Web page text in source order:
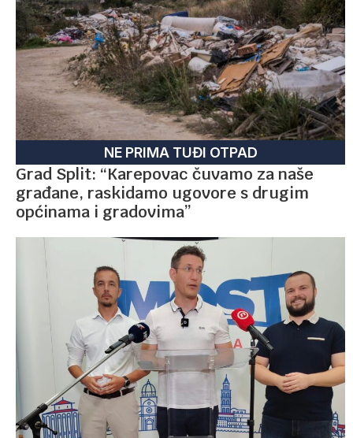
NE PRIMA TUĐI OTPAD
Grad Split: “Karepovac čuvamo za naše
građane, raskidamo ugovore s drugim
općinama i gradovima”